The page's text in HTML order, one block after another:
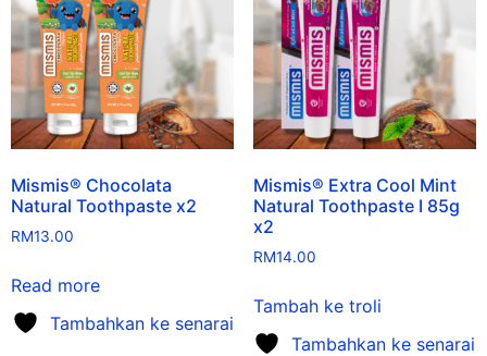
Mismis® Chocolata
Natural Toothpaste x2
RM13.00
Read more
Tambahkan ke senarai
Mismis® Extra Cool Mint
Natural Toothpaste I 85g
x2
RM14.00
Tambah ke troli
Tambahkan ke senarai